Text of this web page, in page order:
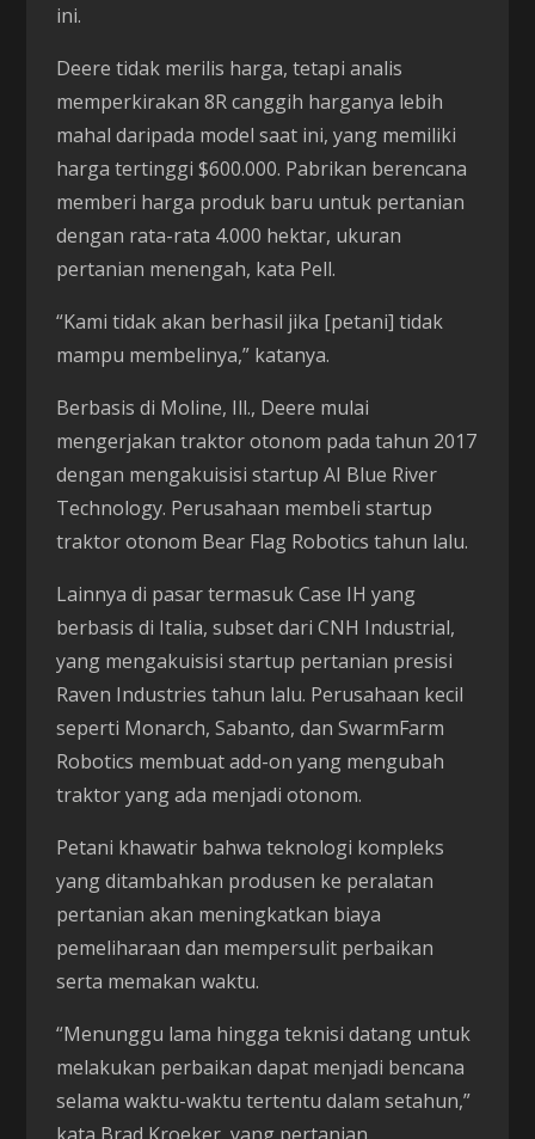
ini.
Deere tidak merilis harga, tetapi analis
memperkirakan 8R canggih harganya lebih
mahal daripada model saat ini, yang memiliki
harga tertinggi $600.000. Pabrikan berencana
memberi harga produk baru untuk pertanian
dengan rata-rata 4.000 hektar, ukuran
pertanian menengah, kata Pell.
“Kami tidak akan berhasil jika [petani] tidak
mampu membelinya,” katanya.
Berbasis di Moline, Ill., Deere mulai
mengerjakan traktor otonom pada tahun 2017
dengan mengakuisisi startup AI Blue River
Technology. Perusahaan membeli startup
traktor otonom Bear Flag Robotics tahun lalu.
Lainnya di pasar termasuk Case IH yang
berbasis di Italia, subset dari CNH Industrial,
yang mengakuisisi startup pertanian presisi
Raven Industries tahun lalu. Perusahaan kecil
seperti Monarch, Sabanto, dan SwarmFarm
Robotics membuat add-on yang mengubah
traktor yang ada menjadi otonom.
Petani khawatir bahwa teknologi kompleks
yang ditambahkan produsen ke peralatan
pertanian akan meningkatkan biaya
pemeliharaan dan mempersulit perbaikan
serta memakan waktu.
“Menunggu lama hingga teknisi datang untuk
melakukan perbaikan dapat menjadi bencana
selama waktu-waktu tertentu dalam setahun,”